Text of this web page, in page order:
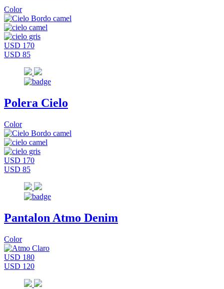
Color
USD 170
USD 85
Polera Cielo
Color
USD 170
USD 85
Pantalon Atmo Denim
Color
USD 180
USD 120